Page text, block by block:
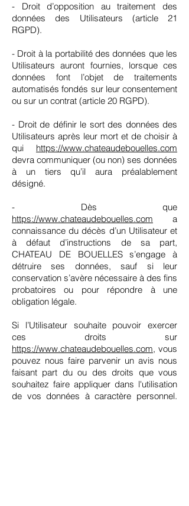
- Droit d’opposition au traitement des
données des Utilisateurs (article 21
RGPD).
- Droit à la portabilité des données que les
Utilisateurs auront fournies, lorsque ces
données font l’objet de traitements
automatisés fondés sur leur consentement
ou sur un contrat (article 20 RGPD).
- Droit de définir le sort des données des
Utilisateurs après leur mort et de choisir à
qui https://www.chateaudebouelles.com
devra communiquer (ou non) ses données
à un tiers qu’il aura préalablement
désigné.
- Dès que
https://www.chateaudebouelles.com a
connaissance du décès d’un Utilisateur et
à défaut d’instructions de sa part,
CHATEAU DE BOUELLES s’engage à
détruire ses données, sauf si leur
conservation s’avère nécessaire à des fins
probatoires ou pour répondre à une
obligation légale.
Si l’Utilisateur souhaite pouvoir exercer
ces droits sur
https://www.chateaudebouelles.com, vous
pouvez nous faire parvenir un avis nous
faisant part du ou des droits que vous
souhaitez faire appliquer dans l'utilisation
de vos données à caractère personnel.